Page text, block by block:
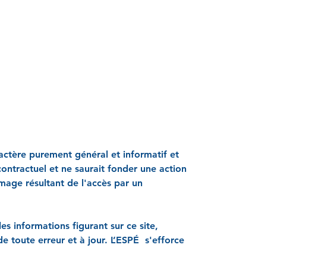
purement général et informatif et
et ne saurait fonder une action
résultant de l'accès par un
informations figurant sur ce site,
toute erreur et à jour. L’ESPÉ s'efforce